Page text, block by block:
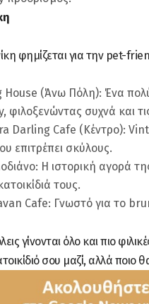
φημίζεται για την pet-
House (Άνω Πόλη): Ένα
συχνά και
Darling Cafe (Κέντρο):
επιτρέπει σκύλους.
Η ιστορική αγορά
τους.
Cafe: Γνωστό για το
γίνονται όλο και πιο
σου μαζί, αλλά ποιο